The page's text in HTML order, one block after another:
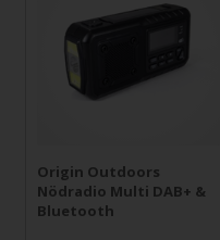
Origin Outdoors
Nödradio Multi DAB+ &
Bluetooth